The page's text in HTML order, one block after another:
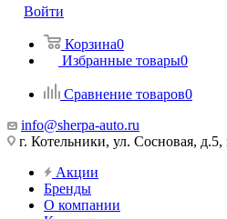
Войти
Корзина0
Избранные товары0
Сравнение товаров0
info@sherpa-auto.ru
г. Котельники, ул. Сосновая,
Акции
Бренды
О компании